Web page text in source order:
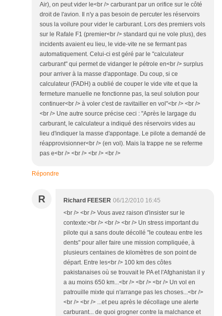
Air), on peut vider le<br /> carburant par un orifice sur le côté
droit de l'avion. Il n'y a pas besoin de percuter les réservoirs
sous la voilure pour vider le carburant. Lors des premiers vols
sur le Rafale F1 (premier<br /> standard qui ne vole plus), des
incidents avaient eu lieu, le vide-vite ne se fermant pas
automatiquement. Celui-ci est géré par le "calculateur
carburant" qui permet de vidanger le pétrole en<br /> surplus
pour arriver à la masse d'appontage. Du coup, si ce
calculateur (FADH) a oublié de couper le vide vite et que la
fermeture manuelle ne fonctionne pas, la seul solution pour
continuer<br /> à voler c'est de ravitailler en vol"<br /> <br />
<br /> Une autre source précise ceci : "Après le largage du
carburant, le calculateur a indiqué des réservoirs vides au
lieu d'indiquer la masse d'appontage. Le pilote a demandé de
réapprovisionner<br /> (en vol). Mais la trappe ne se referme
pas e<br /> <br /> <br /> <br />
Répondre
R Richard FEESER 06/12/2010 16:45
<br /> <br /> Vous avez raison d'insister sur le
contexte:<br /> <br /> <br /> Un stress important du
pilote qui a sans doute décollé "le couteau entre les
dents" pour aller faire une mission compliquée, à
plusieurs centaines de kilomètres de son point de
départ. Entre les<br /> 100 km des côtes
pakistanaises où se trouvait le PA et l'Afghanistan il y
a au moins 650 km...<br /> <br /> <br /> Un vol en
patrouille mixte qui n'arrange pas les choses...<br />
<br /> <br /> ...et peu après le décollage une alerte
carburant... de quoi grogner contre la malchance et